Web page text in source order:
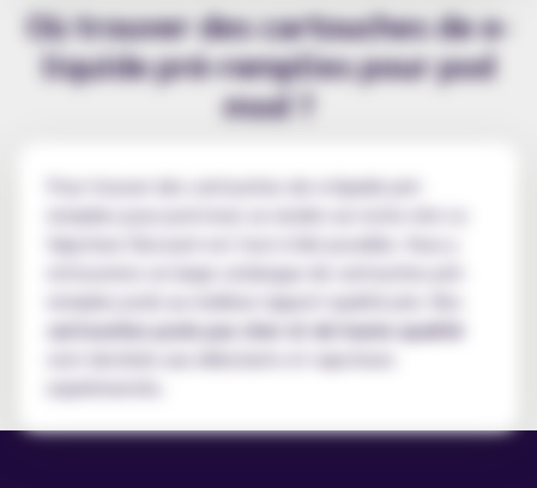
Où trouver des cartouches de e-
liquide pré-remplies pour pod
mod ?
Pour trouver des cartouches de e-liquide pré-
remplies pour pod mod, se rendre sur notre site Le
Vapoteur Discount est tout à fait possible. Vous y
retrouverez un large catalogue de cartouches pré-
cartouches pods pas cher et de haute qualité
expérimentés.